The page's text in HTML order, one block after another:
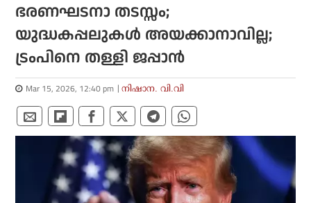
ഭരണഘടനാ തടസ്സം;
യുദ്ധകപ്പലുകള്‍ അയക്കാനാവില്ല;
ട്രംപിനെ തള്ളി ജപ്പാന്‍
Mar 15, 2026, 12:40 pm നിഷാന. വി.വി